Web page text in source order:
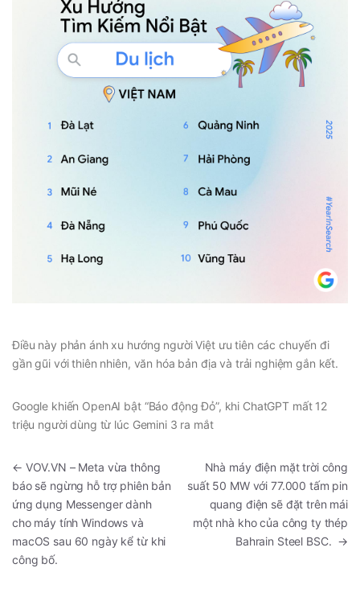
Điều này phản ánh xu hướng người Việt ưu tiên các chuyến đi
gần gũi với thiên nhiên, văn hóa bản địa và trải nghiệm gắn kết.
Google khiến OpenAI bật “Báo động Đỏ”, khi ChatGPT mất 12
triệu người dùng từ lúc Gemini 3 ra mắt
← VOV.VN – Meta vừa thông
báo sẽ ngừng hỗ trợ phiên bản
ứng dụng Messenger dành
cho máy tính Windows và
macOS sau 60 ngày kể từ khi
công bố.
Nhà máy điện mặt trời công
suất 50 MW với 77.000 tấm pin
quang điện sẽ đặt trên mái
một nhà kho của công ty thép
Bahrain Steel BSC. →